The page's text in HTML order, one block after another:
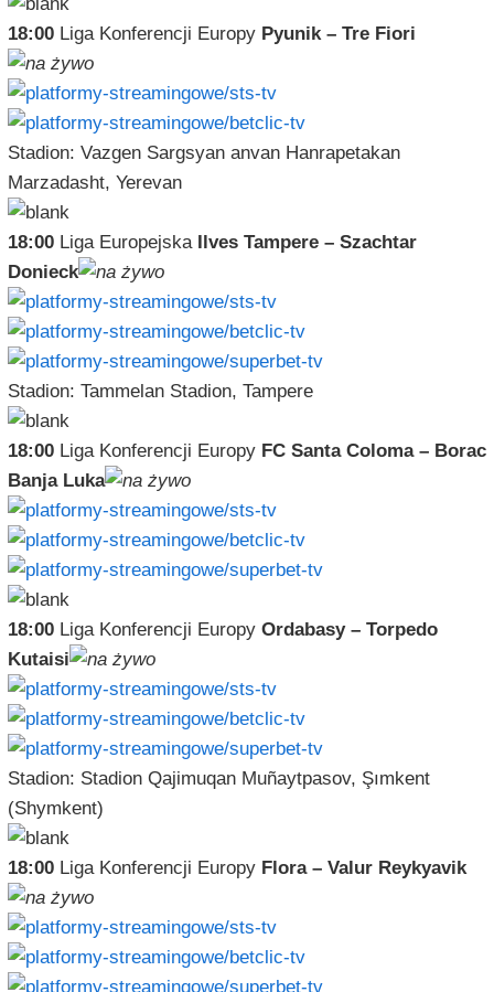
18:00Liga Konferencji Europy Pyunik – Tre Fiori
Stadion: Vazgen Sargsyan anvan Hanrapetakan
Marzadasht, Yerevan
18:00Liga Europejska
Ilves Tampere – Szachtar
Donieck
Stadion: Tammelan Stadion, Tampere
18:00Liga Konferencji Europy FC Santa Coloma – Borac
Banja Luka
18:00Liga Konferencji Europy Ordabasy – Torpedo
Kutaisi
Stadion: Stadion Qajimuqan Muñaytpasov, Şımkent
(Shymkent)
18:00Liga Konferencji Europy Flora – Valur Reykyavik